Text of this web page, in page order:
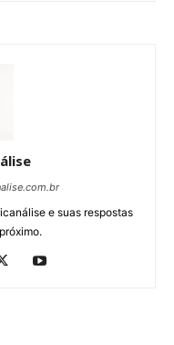
e suas respostas